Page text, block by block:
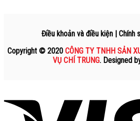
Điều khoản và điều kiện | Chính
Copyright © 2020 CÔNG TY TNHH SẢN
VỤ CHÍ TRUNG. Designed